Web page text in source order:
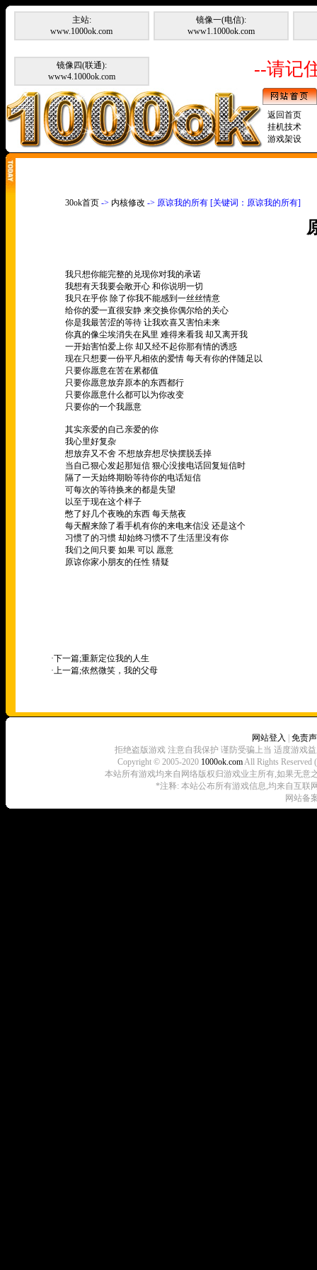
主站:
www.1000ok.com
镜像一(电信):
www1.1000ok.com
镜像四(联通):
www4.1000ok.com
--请记
返回首页
挂机技术
游戏架设
30ok首页 -> 内核修改 -> 原谅我的所有 [关键词：原谅我的所有]
我只想你能完整的兑现你对我的承诺
我想有天我要会敞开心 和你说明一切
我只在乎你 除了你我不能感到一丝丝情意
给你的爱一直很安静 来交换你偶尔给的关心
你是我最苦涩的等待 让我欢喜又害怕未来
你真的像尘埃消失在风里 难得来看我 却又离开我
一开始害怕爱上你 却又经不起你那有情的诱惑
现在只想要一份平凡相依的爱情 每天有你的伴随足以
只要你愿意在苦在累都值
只要你愿意放弃原本的东西都行
只要你愿意什么都可以为你改变
只要你的一个我愿意
其实亲爱的自己亲爱的你
我心里好复杂
想放弃又不舍 不想放弃想尽快摆脱丢掉
当自己狠心发起那短信 狠心没接电话回复短信时
隔了一天始终期盼等待你的电话短信
可每次的等待换来的都是失望
以至于现在这个样子
憋了好几个夜晚的东西 每天熬夜
每天醒来除了看手机有你的来电来信没 还是这个
习惯了的习惯 却始终习惯不了生活里没有你
我们之间只要 如果 可以 愿意
原谅你家小朋友的任性 猜疑
·下一篇;重新定位我的人生
·上一篇;依然微笑，我的父母
网站登入
免责
拒绝盗版游戏 注意自我保护 谨防受骗上当 适度游戏
Copyright © 2005-2020 1000ok.comAll Rights
本站所有游戏均来自网络版权归游戏业主所有,如果无意
*注释: 本站公布所有游戏信息,均来自互联
网站备